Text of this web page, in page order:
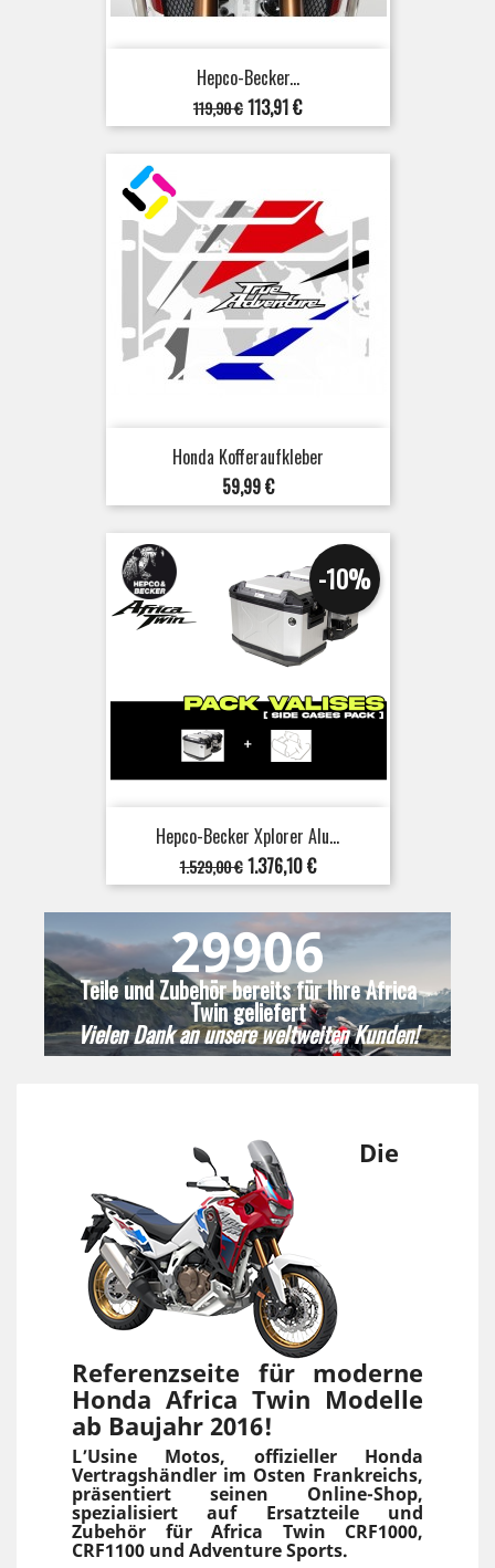
Hepco-Becker...
Verkaufspreis
119,90 €Preis
113,91 €
Honda Kofferaufkleber
Preis
59,99 €
Hepco-Becker Xplorer Alu...
Verkaufspreis
1.529,00 €
-10%
Preis
1.376,10 €
29906
Teile und Zubehör bereits für Ihre Africa
Twin geliefert
Vielen Dank an unsere weltweiten Kunden!
Die
Referenzseite für moderne
Honda Africa Twin Modelle
ab Baujahr 2016!
L’Usine Motos, offizieller Honda
Vertragshändler im Osten Frankreichs,
präsentiert seinen Online-Shop,
spezialisiert auf Ersatzteile und
Zubehör für Africa Twin CRF1000,
CRF1100 und Adventure Sports.